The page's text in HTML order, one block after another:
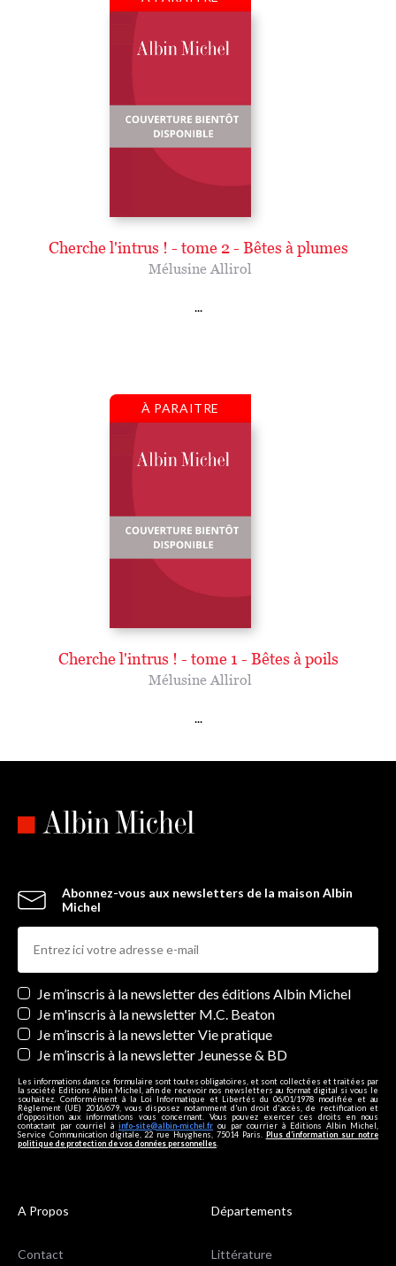
Cherche l'intrus ! - tome 2 - Bêtes à plumes
Mélusine Allirol
...
À PARAITRE
Cherche l'intrus ! - tome 1 - Bêtes à poils
Mélusine Allirol
...
Abonnez-vous aux newsletters de la maison Albin
Michel
Newsletters
Je m’inscris à la newsletter des éditions Albin Michel
Je m'inscris à la newsletter M.C. Beaton
Je m’inscris à la newsletter Vie pratique
Je m’inscris à la newsletter Jeunesse & BD
Les informations dans ce formulaire sont toutes obligatoires, et sont collectées et traitées par
la société Editions Albin Michel, afin de recevoir nos newsletters au format digital si vous le
souhaitez. Conformément à la Loi Informatique et Libertés du 06/01/1978 modifiée et au
Règlement (UE) 2016/679, vous disposez notamment d'un droit d'accès, de rectification et
d’opposition aux informations vous concernant. Vous pouvez exercer ces droits en nous
contactant par courriel à info-site@albin-michel.fr ou par courrier à Editions Albin Michel,
Service Communication digitale, 22 rue Huyghens, 75014 Paris. Plus d’information sur notre
politique de protection de vos données personnelles
A Propos
Contact
Départements
Littérature